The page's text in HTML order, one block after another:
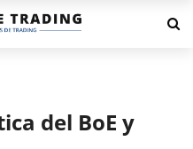
del BoE y